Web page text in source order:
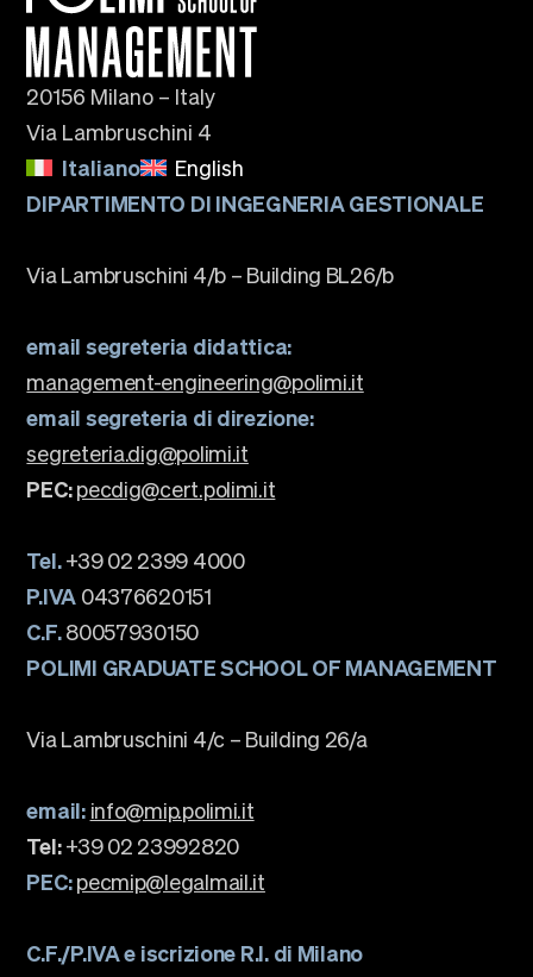
20156 Milano – Italy
Via Lambruschini 4
Italiano
English
DIPARTIMENTO DI INGEGNERIA GESTIONALE
Via Lambruschini 4/b – Building BL26/b
email segreteria didattica:
management-engineering@polimi.it
email segreteria di direzione:
segreteria.dig@polimi.it
PEC: pecdig@cert.polimi.it
Tel.+39 02 2399 4000
P.IVA 04376620151
C.F.80057930150
POLIMI GRADUATE SCHOOL OF MANAGEMENT
Via Lambruschini 4/c – Building 26/a
email: info@mip.polimi.it
Tel:+39 02 23992820
PEC: pecmip@legalmail.it
C.F./P.IVA e iscrizione R.I. di Milano